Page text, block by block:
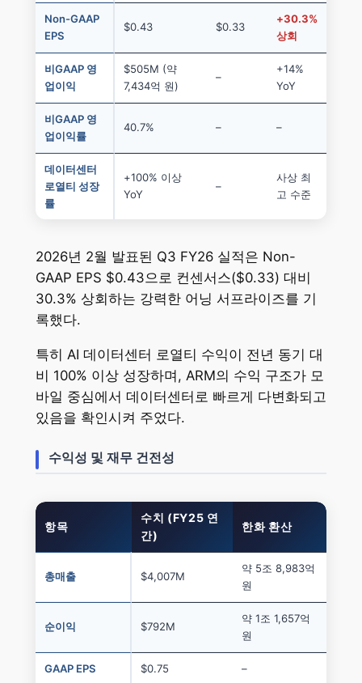
Non-GAAP
EPS
$0.43 $0.33
+30.3%
상회
비GAAP 영
업이익
$505M (약
7,434억 원)
–
+14%
YoY
비GAAP 영
업이익률
40.7% – –
데이터센터
로열티 성장
률
+100% 이상
YoY
–
사상 최
고 수준
2026년 2월 발표된 Q3 FY26 실적은 Non-
GAAP EPS $0.43으로 컨센서스($0.33) 대비
30.3% 상회하는 강력한 어닝 서프라이즈를 기
록했다.
특히 AI 데이터센터 로열티 수익이 전년 동기 대
비 100% 이상 성장하며, ARM의 수익 구조가 모
바일 중심에서 데이터센터로 빠르게 다변화되고
있음을 확인시켜 주었다.
수익성 및 재무 건전성
항목
수치 (FY25 연
간)
한화 환산
총매출 $4,007M
약 5조 8,983억
원
순이익 $792M
약 1조 1,657억
원
GAAP EPS $0.75 –